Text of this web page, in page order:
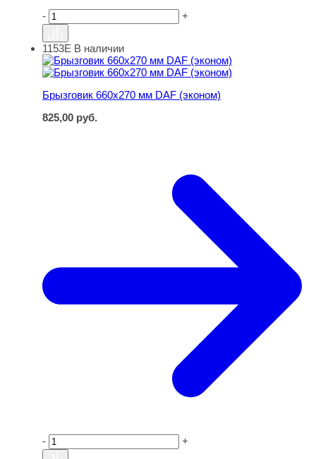
- +
Брызговик 660х270 мм DAF (эконом)
1153Е В наличии
Брызговик 660х270 мм DAF (эконом)
825,00 руб.
- +